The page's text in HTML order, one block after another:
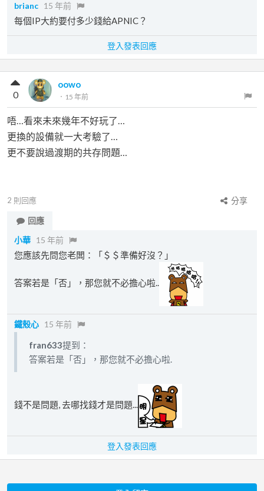
brianc 15 年前
每個IP大約要付多少錢給APNIC？
登入發表回應
oowo
． 15 年前
0
唔…看來未來幾年不好玩了…
更換的設備就一大考驗了…
更不要說過渡期的共存問題…
2 則回應
分享
回應
小華 15 年前
您應該先問您老闆：「＄＄準備好沒？」
答案若是「否」，那您就不必擔心啦..
鐵殼心 15 年前
fran633提到：
答案若是「否」，那您就不必擔心啦.
錢不是問題, 去哪找錢才是問題...
登入發表回應